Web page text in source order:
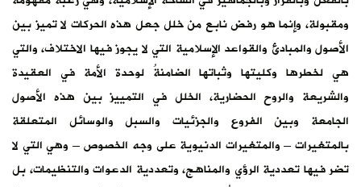
ومقبولة، وإنما هو رفض نابع من خلل جعل هذه الحركات لا تميز بين
الأصول والمبادئ والقواعد الإسلامية التي لا يجوز فيها الاختلاف، والتي
هي لخطرها وكليتها وثباتها الضامنةُ لوحدة الأمة في العقيدة
والشريعة والروح الحضارية، الخلل في التمييز بين هذه الأصول
الجامعة وبين الفروع والجزئيات والسبل والوسائل المتعلقة
بالمتغيرات – والمتغيرات الدنيوية على وجه الخصوص – وهي التي لا
تضر فيها تعددية الرؤي والمناهج، وتعددية الدعوات والتنظيمات، بل